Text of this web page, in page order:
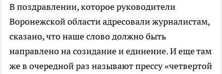
В поздравлении, которое руководители
Воронежской области адресовали журналистам,
сказано, что наше слово должно быть
направлено на созидание и единение. И еще там
же в очередной раз называют прессу «четвертой